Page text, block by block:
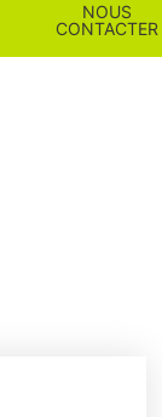
NOUS
CONTACTER